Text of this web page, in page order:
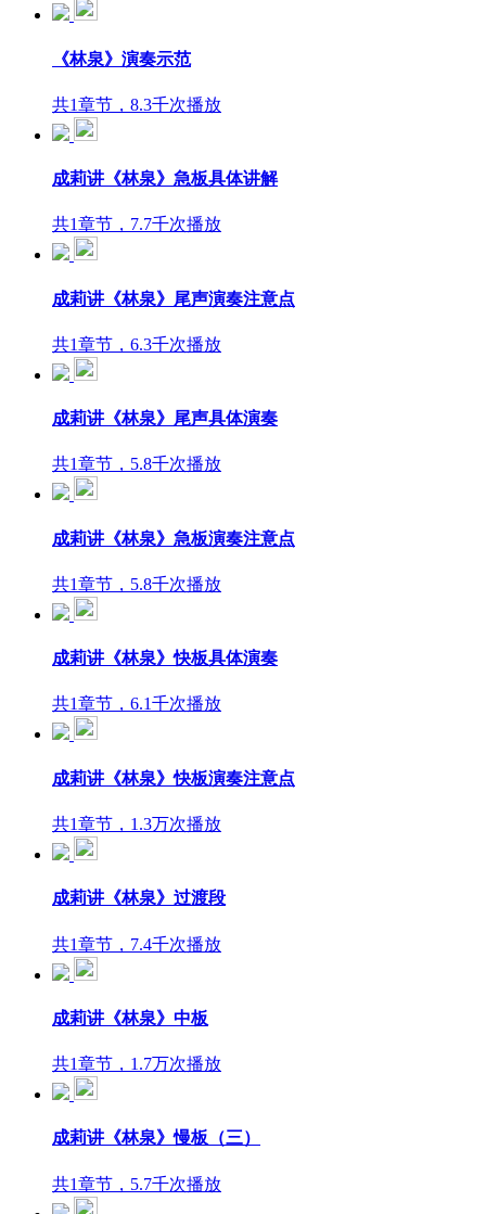
《林泉》演奏示范
共1章节，8.3千次播放
成莉讲《林泉》急板具体讲解
共1章节，7.7千次播放
成莉讲《林泉》尾声演奏注意点
共1章节，6.3千次播放
成莉讲《林泉》尾声具体演奏
共1章节，5.8千次播放
成莉讲《林泉》急板演奏注意点
共1章节，5.8千次播放
成莉讲《林泉》快板具体演奏
共1章节，6.1千次播放
成莉讲《林泉》快板演奏注意点
共1章节，1.3万次播放
成莉讲《林泉》过渡段
共1章节，7.4千次播放
成莉讲《林泉》中板
共1章节，1.7万次播放
成莉讲《林泉》慢板（三）
共1章节，5.7千次播放